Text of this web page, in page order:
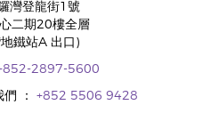
灣登龍街1號
二期20樓全層
鐵站A 出口)
2897-5600
： +852 5506 9428